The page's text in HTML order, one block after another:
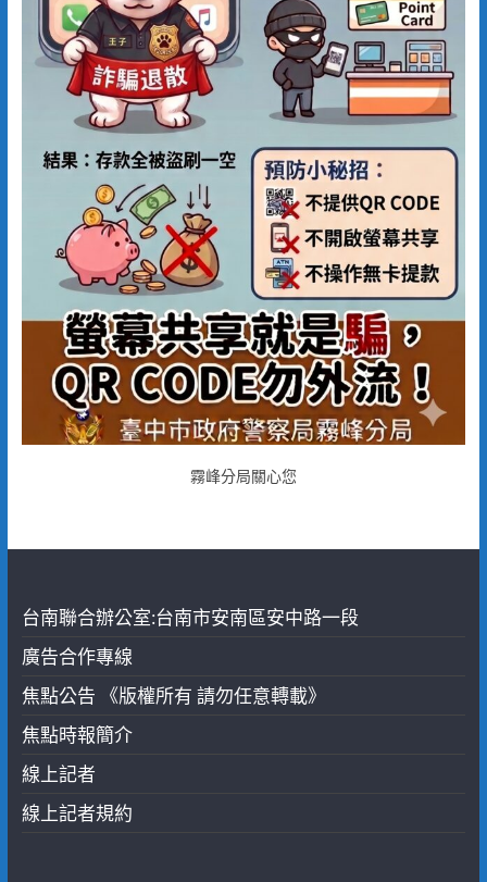
霧峰分局關心您
台南聯合辦公室:台南市安南區安中路一段
廣告合作專線
焦點公告 《版權所有 請勿任意轉載》
焦點時報簡介
線上記者
線上記者規約